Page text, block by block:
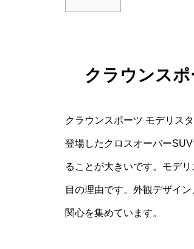
クラウンス
クラウンスポーツ モデリス
登場したクロスオーバー
ることが大きいです。モデ
目の理由です。外観デザイ
関心を集めています。